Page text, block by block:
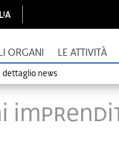
ORGANI LE ATTIVITÀ
dettaglio news